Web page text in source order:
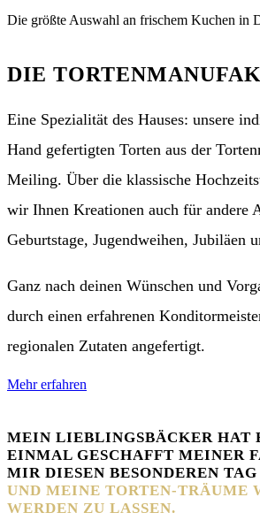
Die größte Auswahl an frischem Kuchen in
DIE
Eine Spezialität des Hauses: unsere
Hand gefertigten Torten aus der
Meiling. Über die klassische
wir Ihnen Kreationen auch für andere
Geburtstage, Jugendweihen, Jubiläen
Ganz nach deinen Wünschen und
durch einen erfahrenen
regionalen Zutaten angefertigt.
Mehr erfahren
MEIN LIEBLINGSBÄCKER HAT
EINMAL GESCHAFFT MEINER
MIR DIESEN BESONDEREN TAG
UND MEINE TORTEN-
WERDEN ZU LASSEN.